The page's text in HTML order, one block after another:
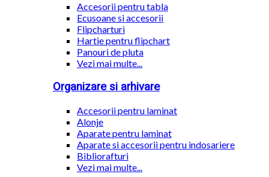
Accesorii pentru tabla
Ecusoane si accesorii
Flipcharturi
Hartie pentru flipchart
Panouri de pluta
Vezi mai multe...
Organizare si arhivare
Accesorii pentru laminat
Alonje
Aparate pentru laminat
Aparate si accesorii pentru indosariere
Bibliorafturi
Vezi mai multe...